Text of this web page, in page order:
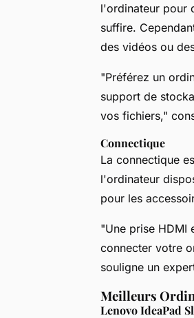
l'ordinateur pour
suffire.
des vidéos ou
"Préférez un
support de
vos fichiers,"
Connectique
La connectique
l'ordinateur
pour les
"Une prise HDMI
connecter votre
souligne un
Meilleurs
Lenovo IdeaPad